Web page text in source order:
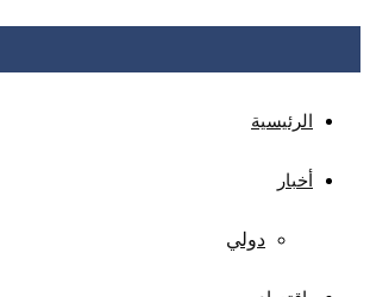
الرئيسية
أخبار
دولي